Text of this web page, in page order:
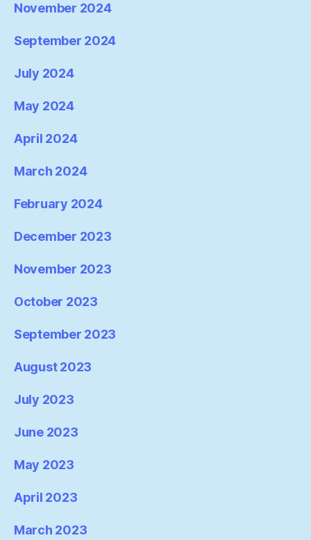
November 2024
September 2024
July 2024
May 2024
April 2024
March 2024
February 2024
December 2023
November 2023
October 2023
September 2023
August 2023
July 2023
June 2023
May 2023
April 2023
March 2023